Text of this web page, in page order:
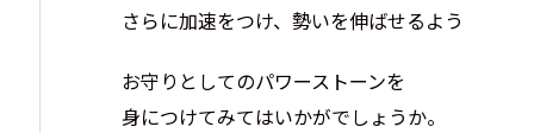
さらに加速をつけ、勢いを伸ばせるよう
お守りとしてのパワーストーンを
身につけてみてはいかがでしょうか。